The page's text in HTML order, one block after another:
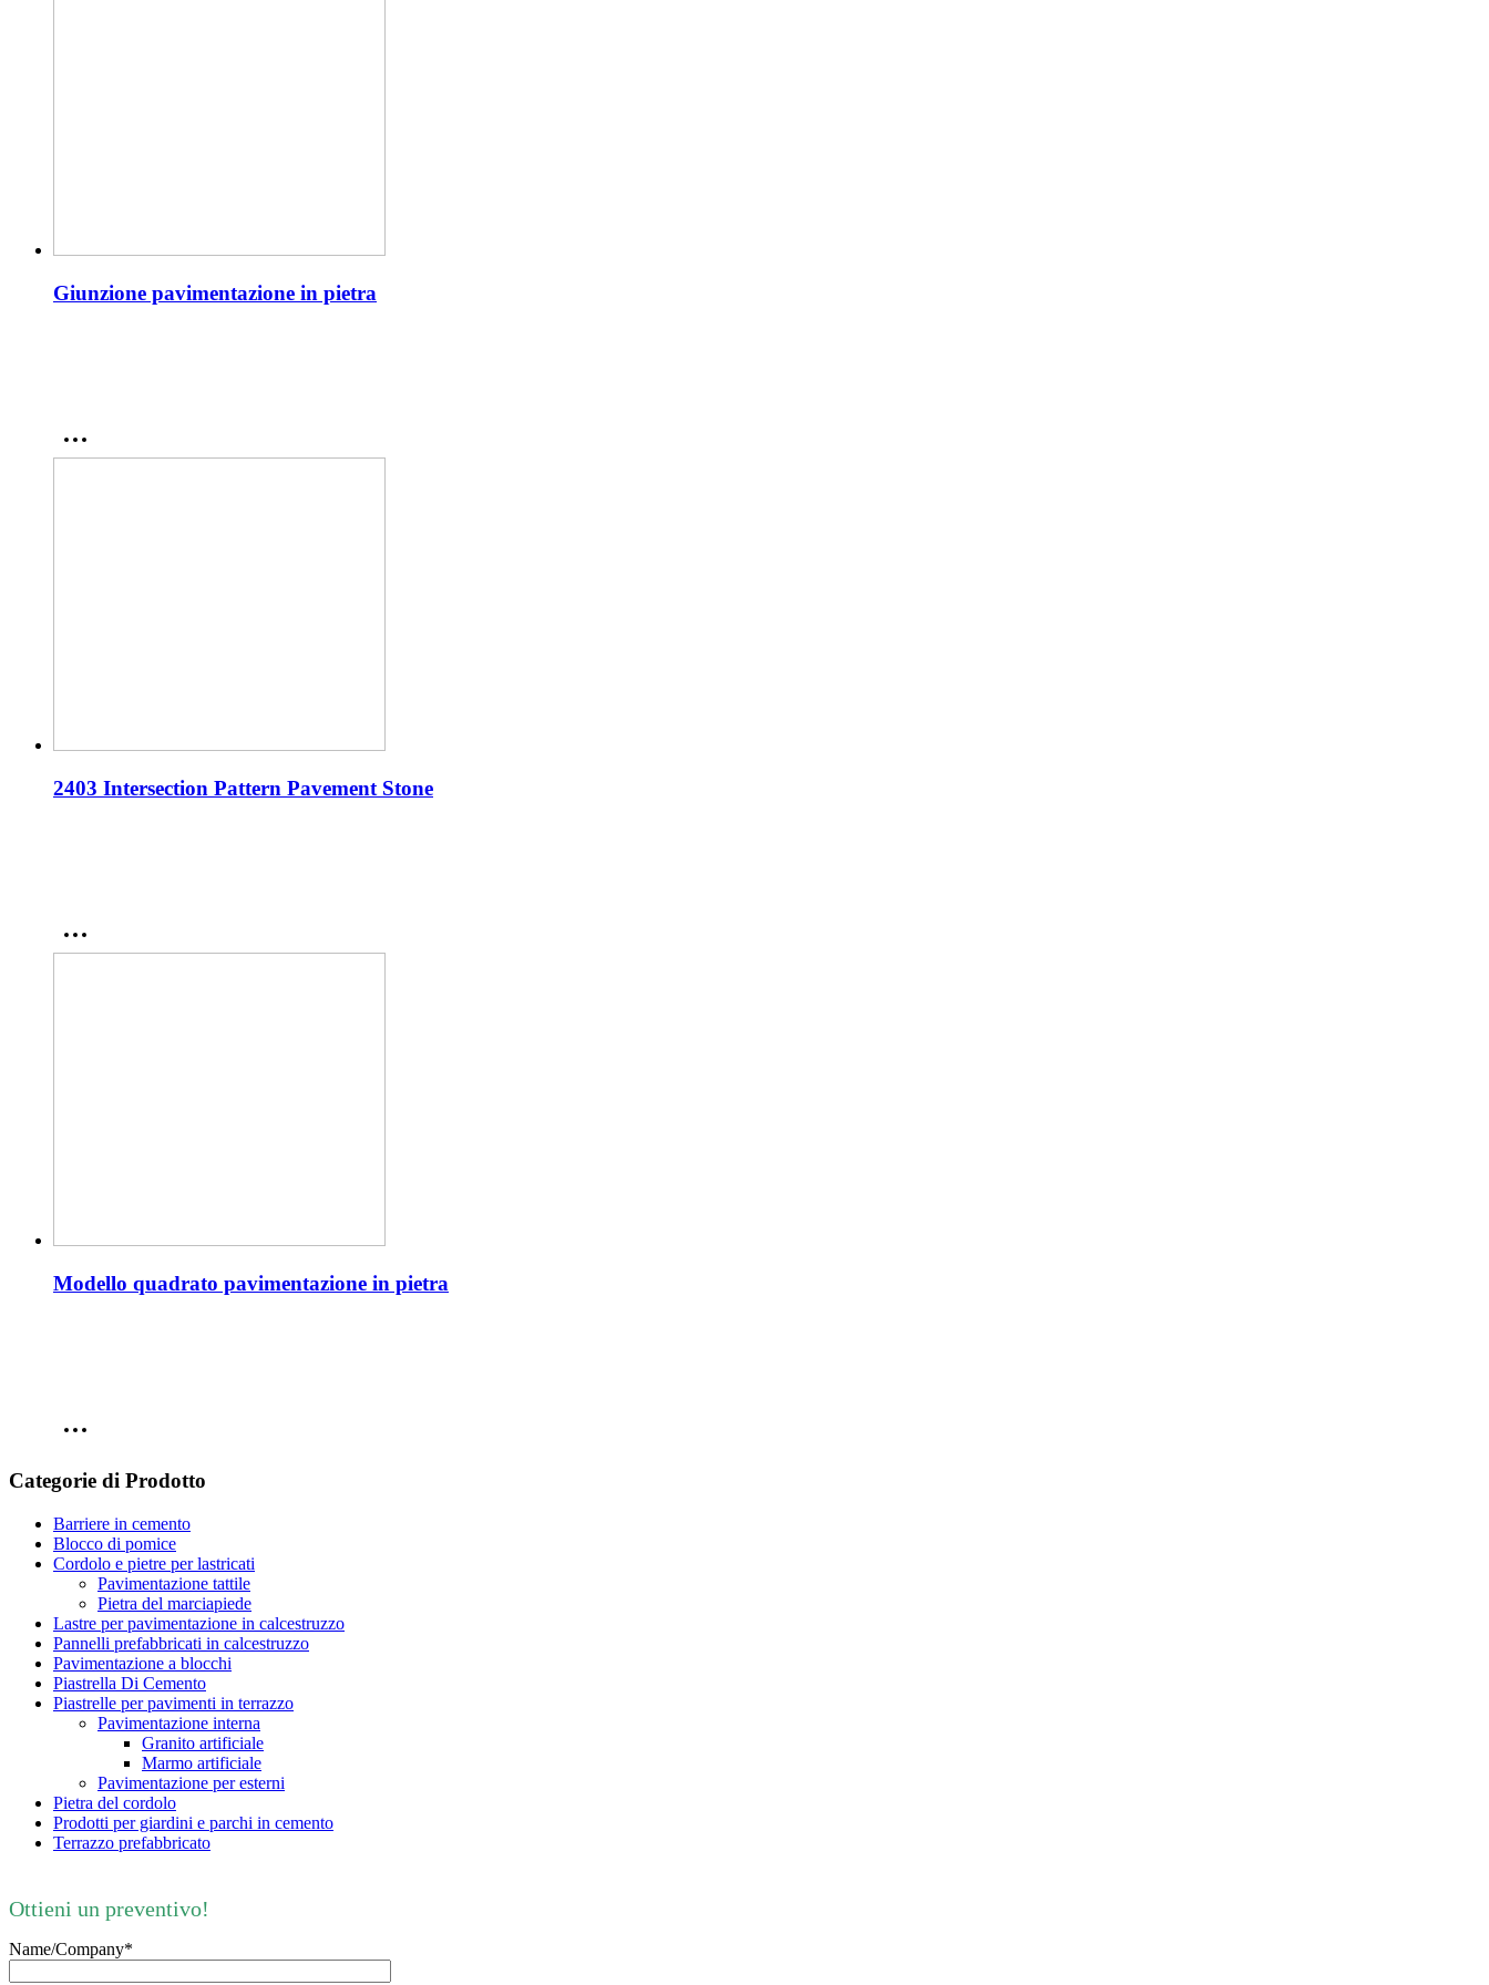
Giunzione pavimentazione in pietra
2403 Intersection Pattern Pavement Stone
Modello quadrato pavimentazione in pietra
Categorie di Prodotto
Barriere in cemento
Blocco di pomice
Cordolo e pietre per lastricati
Pavimentazione tattile
Pietra del marciapiede
Lastre per pavimentazione in calcestruzzo
Pannelli prefabbricati in calcestruzzo
Pavimentazione a blocchi
Piastrella Di Cemento
Piastrelle per pavimenti in terrazzo
Pavimentazione interna
Granito artificiale
Marmo artificiale
Pavimentazione per esterni
Pietra del cordolo
Prodotti per giardini e parchi in cemento
Terrazzo prefabbricato
Ottieni un preventivo!
Name/Company*